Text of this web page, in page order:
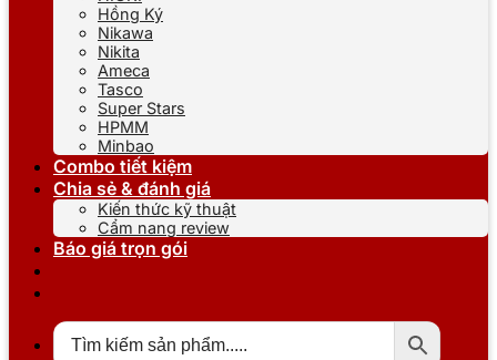
Hồng Ký
Nikawa
Nikita
Ameca
Tasco
Super Stars
HPMM
Minbao
Combo tiết kiệm
Chia sẻ & đánh giá
Kiến thức kỹ thuật
Cẩm nang review
Báo giá trọn gói